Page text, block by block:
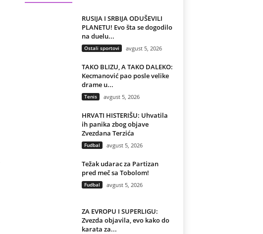
RUSIJA I SRBIJA ODUŠEVILI
PLANETU! Evo šta se dogodilo
na duelu...
Ostali sportovi avgust 5, 2026
TAKO BLIZU, A TAKO DALEKO:
Kecmanović pao posle velike
drame u...
Tenis avgust 5, 2026
HRVATI HISTERIŠU: Uhvatila
ih panika zbog objave
Zvezdana Terzića
Fudbal avgust 5, 2026
Težak udarac za Partizan
pred meč sa Tobolom!
Fudbal avgust 5, 2026
ZA EVROPU I SUPERLIGU:
Zvezda objavila, evo kako do
karata za...